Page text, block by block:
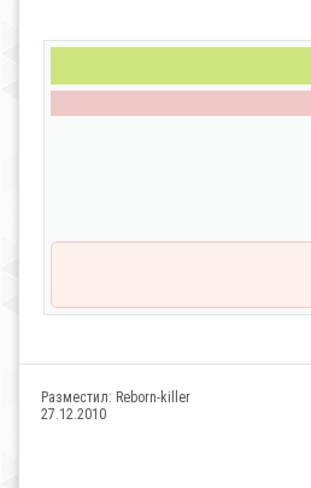
Разместил: Reborn-killer
27.12.2010